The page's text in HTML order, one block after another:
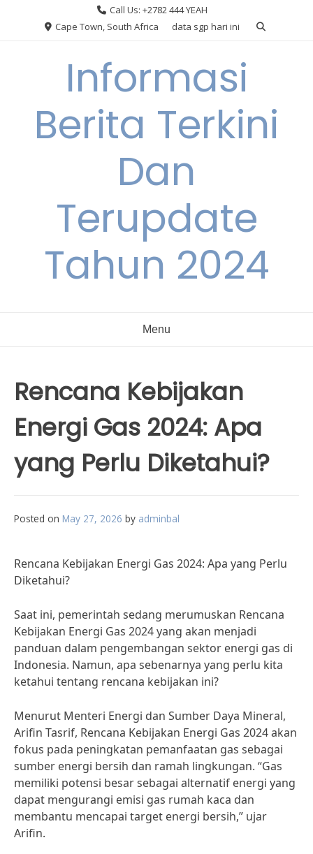
Call Us: +2782 444 YEAH
Cape Town, South Africa
data sgp hari ini
Informasi
Berita Terkini
Dan
Terupdate
Tahun 2024
Menu
Rencana Kebijakan
Energi Gas 2024: Apa
yang Perlu Diketahui?
Posted on May 27, 2026 by adminbal
Rencana Kebijakan Energi Gas 2024: Apa yang Perlu
Diketahui?
Saat ini, pemerintah sedang merumuskan Rencana
Kebijakan Energi Gas 2024 yang akan menjadi
panduan dalam pengembangan sektor energi gas di
Indonesia. Namun, apa sebenarnya yang perlu kita
ketahui tentang rencana kebijakan ini?
Menurut Menteri Energi dan Sumber Daya Mineral,
Arifin Tasrif, Rencana Kebijakan Energi Gas 2024 akan
fokus pada peningkatan pemanfaatan gas sebagai
sumber energi bersih dan ramah lingkungan. “Gas
memiliki potensi besar sebagai alternatif energi yang
dapat mengurangi emisi gas rumah kaca dan
membantu mencapai target energi bersih,” ujar
Arifin.